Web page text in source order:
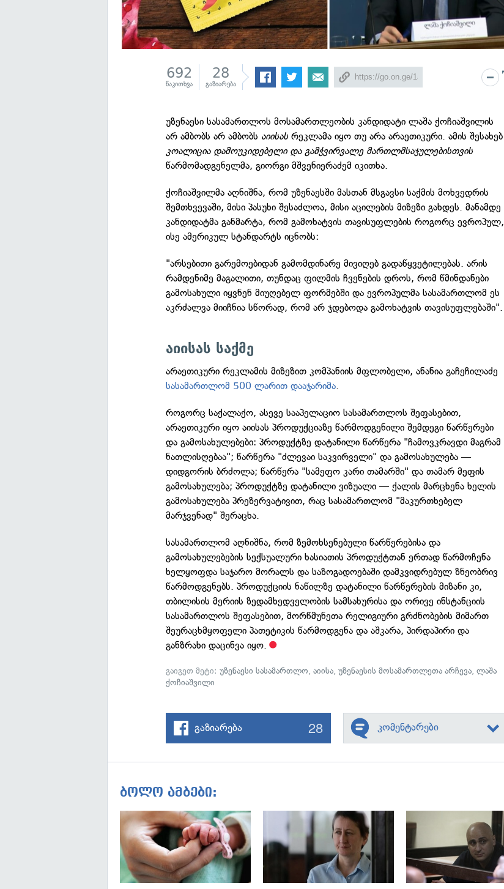
692
წაკითხვა
28
გაზიარება
უზენაესი სასამართლოს მოსამართლეობის კანდიდატი ლაშა ქოჩიაშვილის
არ ამბობს არ ამბობს აიისასრეკლამა იყო თუ არა არაეთიკური. ამის შესახებ
კოალიცია დამოუკიდებელი და გამჭვირვალე მართლმსაჯულებისთვის
წარმომადგენელმა, გიორგი მშვენიერაძემ იკითხა.
ქოჩიაშვილმა აღნიშნა, რომ უზენაესში მასთან მსგავსი საქმის მოხვედრის
შემთხვევაში, მისი პასუხი შესაძლოა, მისი აცილების მიზეზი გახდეს. მანამდე
კანდიდატმა განმარტა, რომ გამოხატვის თავისუფლების როგორც ევროპულ,
ისე ამერიკულ სტანდარტს იცნობს:
"არსებითი გარემოებიდან გამომდინარე მივიღებ გადაწყვეტილებას. არის
რამდენიმე მაგალითი, თუნდაც ფილმის ჩვენების დროს, რომ წმინდანები
გამოსახული იყვნენ მიუღებელ ფორმებში და ევროპულმა სასამართლომ ეს
აკრძალვა მიიჩნია სწორად, რომ არ ჯდებოდა გამოხატვის თავისუფლებაში".
აიისას საქმე
არაეთიკური რეკლამის მიზეზით კომპანიის მფლობელი, ანანია გაჩეჩილაძე
სასამართლომ 500 ლარით დააჯარიმა.
როგორც საქალაქო, ასევე სააპელაციო სასამართლოს შეფასებით,
არაეთიკური იყო აიისას პროდუქციაზე წარმოდგენილი შემდეგი წარწერები
და გამოსახულებები: პროდუქტზე დატანილი წარწერა "ჩამოვკრავდი მაგრამ
ნათლისღებაა"; წარწერა "ძლევაი საკვირველი" და გამოსახულება —
დიდგორის ბრძოლა; წარწერა "სამეფო კარი თამარში" და თამარ მეფის
გამოსახულება; პროდუქტზე დატანილი ვიზუალი — ქალის მარცხენა ხელის
გამოსახულება პრეზერვატივით, რაც სასამართლომ "მაკურთხებელ
მარჯვენად" შერაცხა.
სასამართლომ აღნიშნა, რომ ზემოხსენებული წარწერებისა და
გამოსახულებების სექსუალური ხასიათის პროდუქტთან ერთად წარმოჩენა
ხელყოფდა საჯარო მორალს და საზოგადოებაში დამკვიდრებულ ზნეობრივ
წარმოდგენებს. პროდუქციის ნაწილზე დატანილი წარწერების მიზანი კი,
თბილისის მერიის ზედამხედველობის სამსახურისა და ორივე ინსტანციის
სასამართლოს შეფასებით, მორწმუნეთა რელიგიური გრძნობების მიმართ
შეურაცხმყოფელი პათეტიკის წარმოდგენა და აშკარა, პირდაპირი და
განზრახი დაცინვა იყო.
გაიგეთ მეტი:უზენაესი სასამართლო,აიისა,უზენაესის მოსამართლეთა არჩევა,ლაშა
ქოჩიაშვილი
გაზიარება 28 კომენტარები
ბოლო ამბები:
გადახედვა გადახედვა